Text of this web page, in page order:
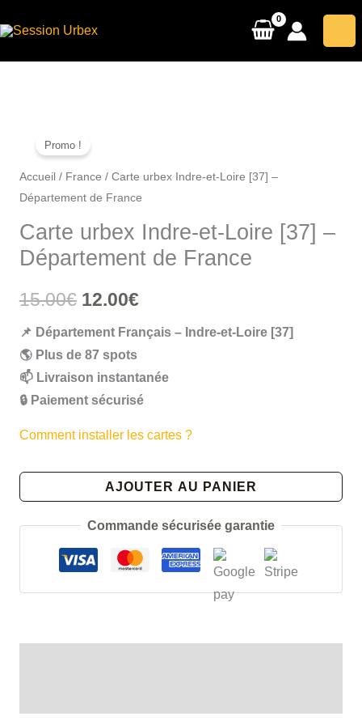
au
Promo !
Accueil/ France / Carte urbex Indre-et-Loire [37] –
Département de France
Carte urbex Indre-et-Loire [37] –
Département de France
15.00€ Le
prix
initial
était :
15.00€.
12.00€Le
prix
actuel
est :
12.00€.
📌 Département Français – Indre-et-Loire [37]
🌎 Plus de 87 spots
📫 Livraison instantanée
🔒 Paiement sécurisé
Comment installer les cartes ?
quantité
AJOUTER AU PANIER
Commande sécurisée garantie